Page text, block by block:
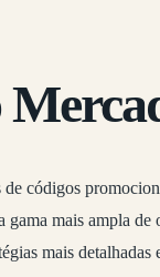
códigos
mais ampla de
mais